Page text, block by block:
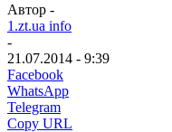
Автор -
1.zt.ua info
-
21.07.2014 - 9:39
Facebook
WhatsApp
Telegram
Copy URL